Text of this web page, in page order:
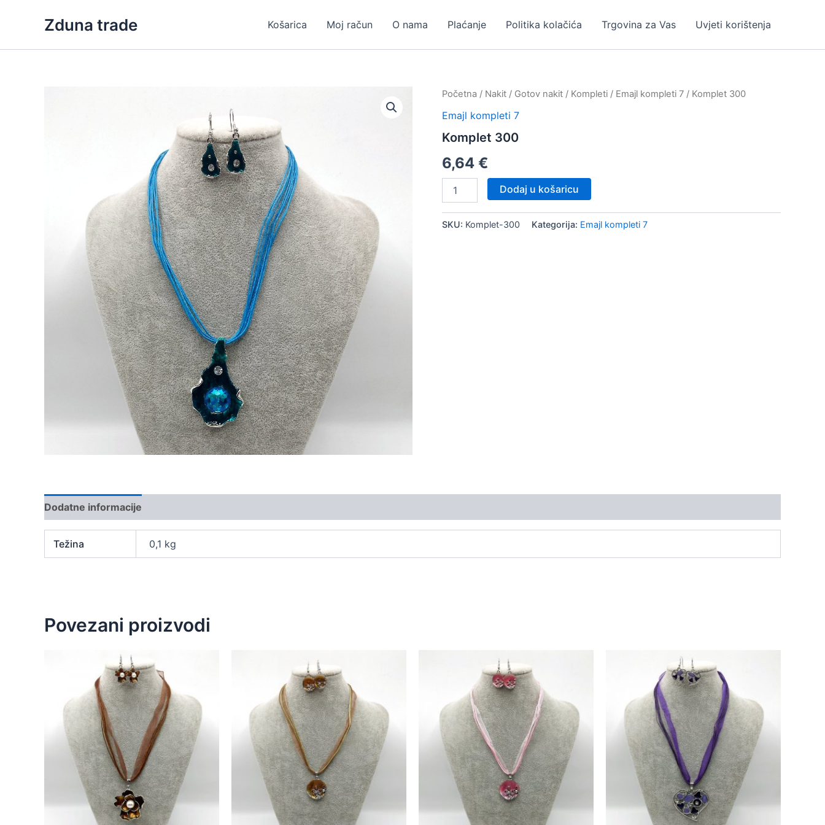
Zduna trade Košarica Moj račun O nama Plaćanje Politika kolačića Trgovina za Vas Uvjeti korištenja
Početna / Nakit / Gotov nakit / Kompleti / Emajl kompleti 7 / Komplet 300
Emajl kompleti 7
Komplet 300
6,64 €
300
Dodaj u košaricu
SKU: Komplet-300 Kategorija: Emajl kompleti 7
Dodatne informacije
Težina 0,1 kg
Povezani proizvodi